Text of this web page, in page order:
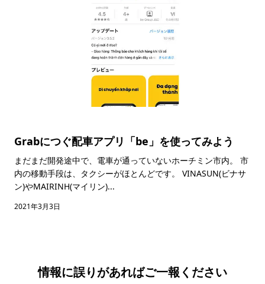
Grabにつぐ配車アプリ「be」を使ってみよう
まだまだ開発途中で、電車が通っていないホーチミン市内。 市
内の移動手段は、タクシーがほとんどです。 VINASUN(ビナサ
ン)やMAIRINH(マイリン)...
2021年3月3日
情報に誤りがあればご一報ください